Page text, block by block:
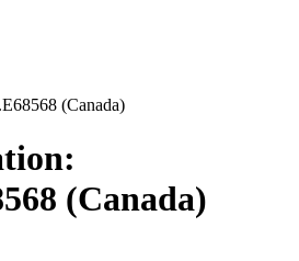
(Canada)
(Canada)